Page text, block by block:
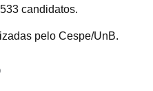
candidatos.
pelo Cespe/UnB.